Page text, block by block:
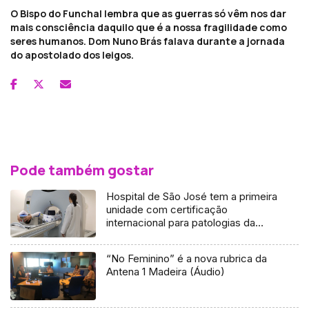
O Bispo do Funchal lembra que as guerras só vêm nos dar
mais consciência daquilo que é a nossa fragilidade como
seres humanos. Dom Nuno Brás falava durante a jornada
do apostolado dos leigos.
Pode também gostar
Hospital de São José tem a primeira
unidade com certificação
internacional para patologias da
“No Feminino” é a nova rubrica da
Antena 1 Madeira (Áudio)